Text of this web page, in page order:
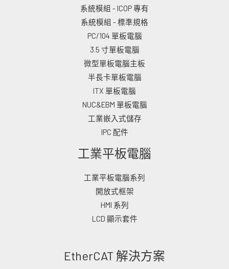
系統模組 - ICOP 專有
系統模組 - 標準規格
PC/104 單板電腦
3.5 寸單板電腦
微型單板電腦主板
半長卡單板電腦
ITX 單板電腦
NUC&EBM 單板電腦
工業嵌入式儲存
IPC 配件
工業平板電腦
工業平板電腦系列
開放式框架
HMI 系列
LCD 顯示套件
EtherCAT 解決方案